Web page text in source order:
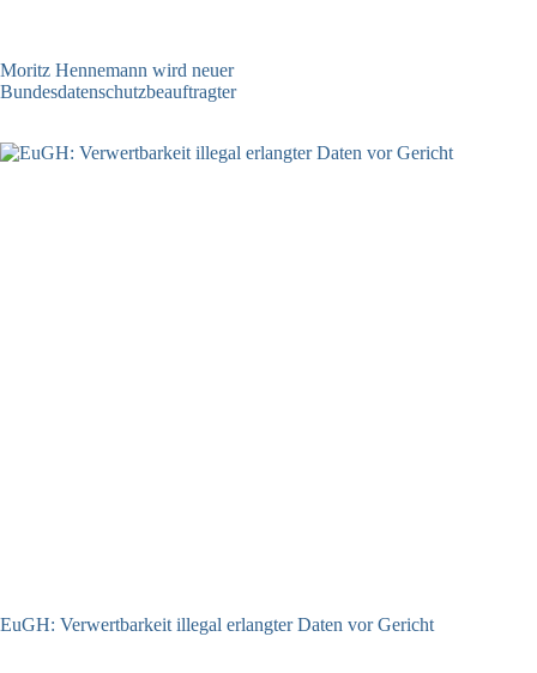
Moritz Hennemann wird neuer
Bundesdatenschutzbeauftragter
EuGH: Verwertbarkeit illegal erlangter Daten vor Gericht